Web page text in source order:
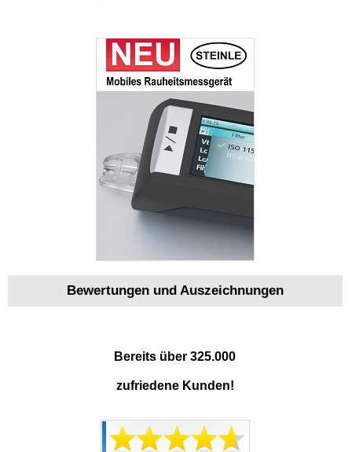
Bewertungen und Auszeichnungen
Bereits über 325.000
zufriedene Kunden!